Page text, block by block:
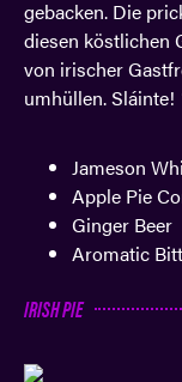
gebacken. Die
diesen köstlichen
von irischer
umhüllen. Sláinte!
Jameson
Apple Pie
Ginger Beer
Aromatic
IRISH PIE